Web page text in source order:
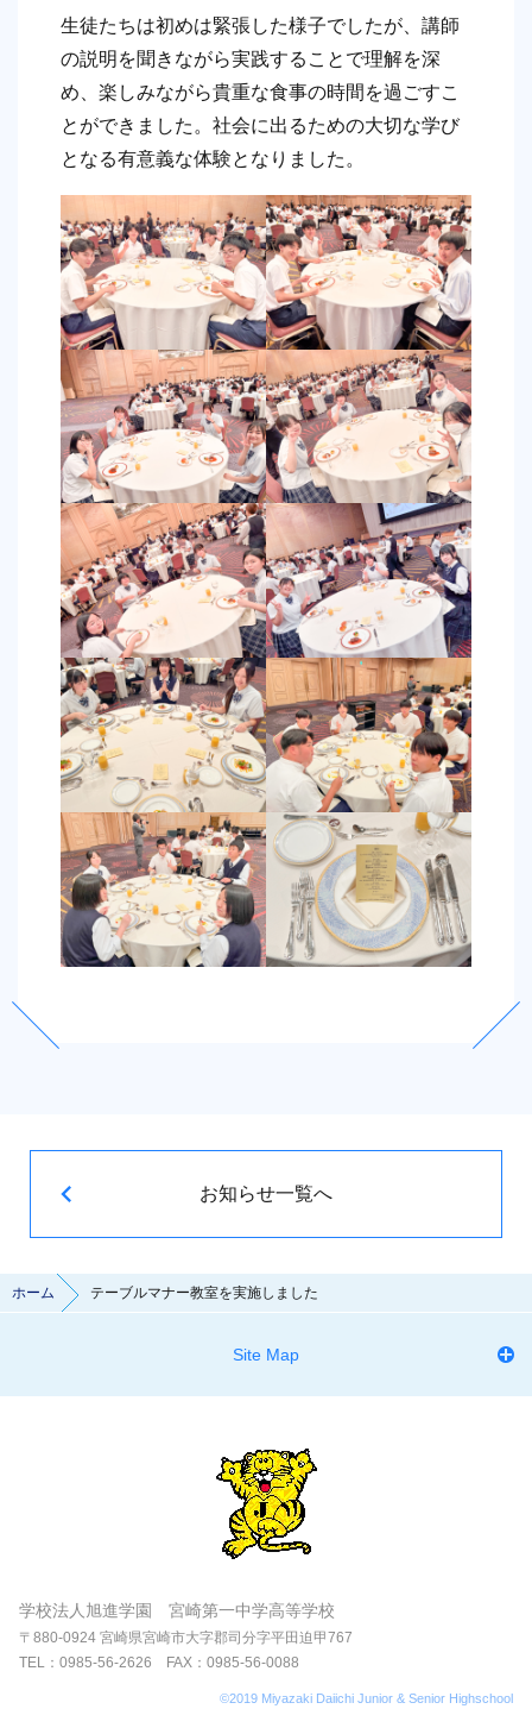
生徒たちは初めは緊張した様子でしたが、講師
の説明を聞きながら実践することで理解を深
め、楽しみながら貴重な食事の時間を過ごすこ
とができました。社会に出るための大切な学び
となる有意義な体験となりました。
お知らせ一覧へ
ホーム テーブルマナー教室を実施しました
Site Map
学校法人旭進学園 宮崎第一中学高等学校
〒880-0924 宮崎県宮崎市大字郡司分字平田迫甲767
TEL：0985-56-2626 FAX：0985-56-0088
©2019 Miyazaki Daiichi Junior & Senior Highschool